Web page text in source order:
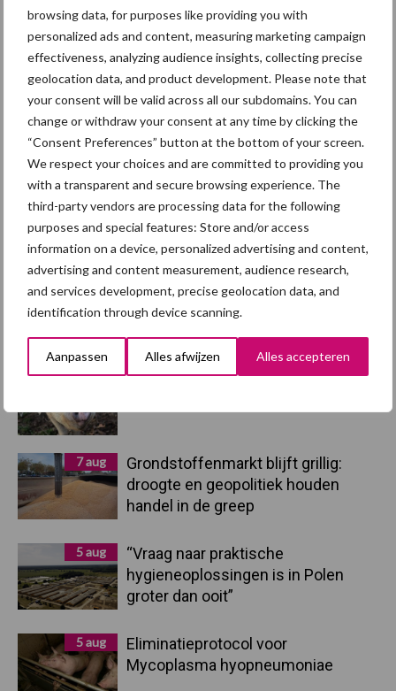
browsing data, for purposes like providing you with
personalized ads and content, measuring marketing campaign
effectiveness, analyzing audience insights, collecting precise
geolocation data, and product development. Please note that
your consent will be valid across all our subdomains. You can
change or withdraw your consent at any time by clicking the
“Consent Preferences” button at the bottom of your screen.
We respect your choices and are committed to providing you
with a transparent and secure browsing experience. The
third-party vendors are processing data for the following
purposes and special features: Store and/or access
information on a device, personalized advertising and content,
advertising and content measurement, audience research,
and services development, precise geolocation data, and
identification through device scanning.
Aanpassen Alles afwijzen Alles accepteren
Primaire
Sidebar
7 aug
Britse varkenssector vreest
7 aug
Grondstoffenmarkt blijft grillig:
droogte en geopolitiek houden
handel in de greep
5 aug
“Vraag naar praktische
hygieneoplossingen is in Polen
groter dan ooit”
5 aug
Eliminatieprotocol voor
Mycoplasma hyopneumoniae
Diergezondheid Fokkerij Huisvesting
Afrikaanse
varkenspest
Brachyspira
Toon meer